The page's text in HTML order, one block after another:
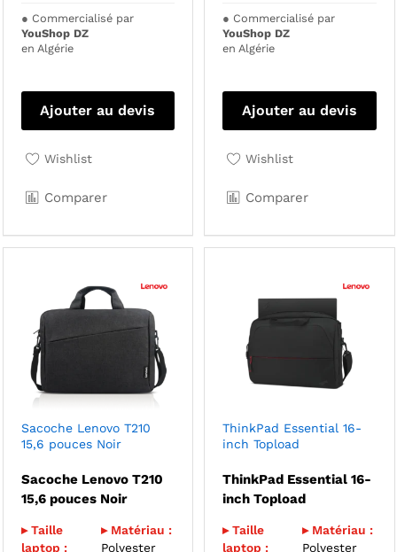
● Commercialisé par
YouShop DZ
en Algérie
Ajouter au devis
Wishlist
Comparer
● Commercialisé par
YouShop DZ
en Algérie
Ajouter au devis
Wishlist
Comparer
Sacoche Lenovo T210
15,6 pouces Noir
Sacoche Lenovo T210
15,6 pouces Noir
▸ Taille
laptop :
▸ Matériau :
Polyester
ThinkPad Essential 16-
inch Topload
ThinkPad Essential 16-
inch Topload
▸ Taille
laptop :
▸ Matériau :
Polyester